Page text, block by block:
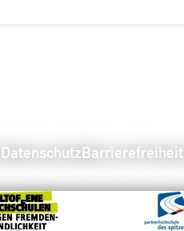
DatenschutzBarrierefreiheit